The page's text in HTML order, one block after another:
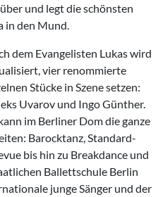
und legt die schönsten
in den Mund.
dem Evangelisten Lukas wird
vier renommierte
Stücke in Szene setzen:
Uvarov und Ingo Günther.
im Berliner Dom die ganze
Barocktanz, Standard-
bis hin zu Breakdance und
Ballettschule Berlin
junge Sänger und der